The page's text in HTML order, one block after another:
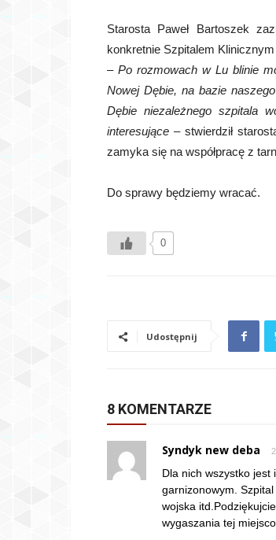
Starosta Paweł Bartoszek
konkretnie Szpitalem
– Po rozmowach w Lu blinie
Nowej Dębie, na bazie
Dębie niezależnego szpitala
interesujące – stwierdził
zamyka się na współpracę z
Do sprawy będziemy wracać.
0
Udostępnij
8 KOMENTARZE
Syndyk new deba
Dla nich wszystko
garnizonowym.
wojska
wygaszania tej